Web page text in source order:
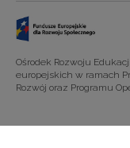
Ośrodek Rozwoju
europejskich w ramach
Rozwój oraz Programu